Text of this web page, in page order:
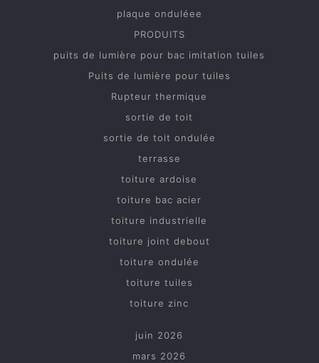
plaque onduléee
PRODUITS
puits de lumière pour bac imitation tuiles
Puits de lumière pour tuiles
Rupteur thermique
sortie de toit
sortie de toit ondulée
terrasse
toiture ardoise
toiture bac acier
toiture industrielle
toiture joint debout
toiture ondulée
toiture tuiles
toiture zinc
juin 2026
mars 2026